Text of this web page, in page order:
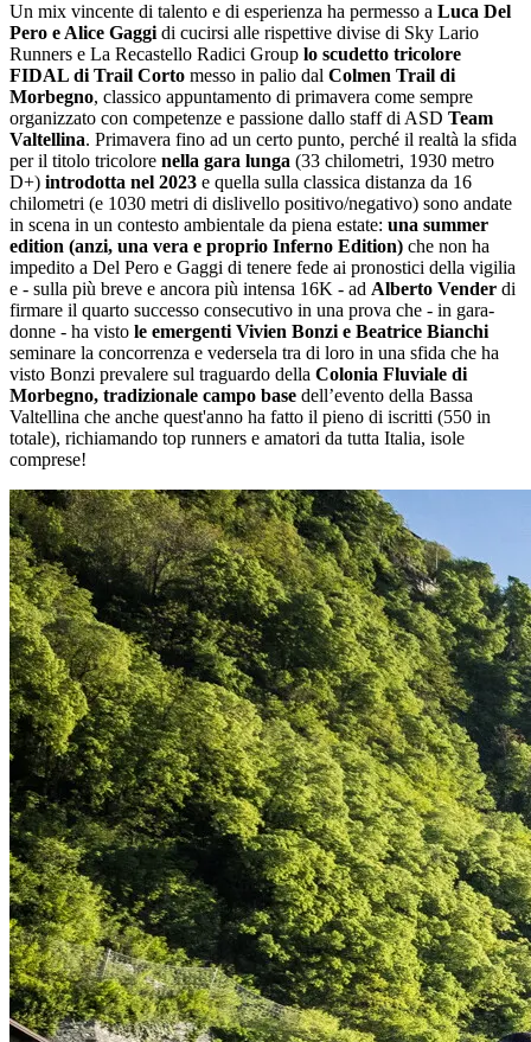
Un mix vincente di talento e di esperienza ha permesso a Luca Del
Pero e Alice Gaggi di cucirsi alle rispettive divise di Sky Lario
Runners e La Recastello Radici Group lo scudetto tricolore
FIDAL di Trail Corto messo in palio dal Colmen Trail di
Morbegno, classico appuntamento di primavera come sempre
organizzato con competenze e passione dallo staff di ASD Team
Valtellina. Primavera fino ad un certo punto, perché il realtà la sfida
per il titolo tricolore nella gara lunga (33 chilometri, 1930 metro
D+) introdotta nel 2023 e quella sulla classica distanza da 16
chilometri (e 1030 metri di dislivello positivo/negativo) sono andate
in scena in un contesto ambientale da piena estate: una summer
edition (anzi, una vera e proprio Inferno Edition) che non ha
impedito a Del Pero e Gaggi di tenere fede ai pronostici della vigilia
e - sulla più breve e ancora più intensa 16K - ad Alberto Vender di
firmare il quarto successo consecutivo in una prova che - in gara-
donne - ha visto le emergenti Vivien Bonzi e Beatrice Bianchi
seminare la concorrenza e vedersela tra di loro in una sfida che ha
visto Bonzi prevalere sul traguardo della Colonia Fluviale di
Morbegno, tradizionale campo base dell’evento della Bassa
Valtellina che anche quest'anno ha fatto il pieno di iscritti (550 in
totale), richiamando top runners e amatori da tutta Italia, isole
comprese!